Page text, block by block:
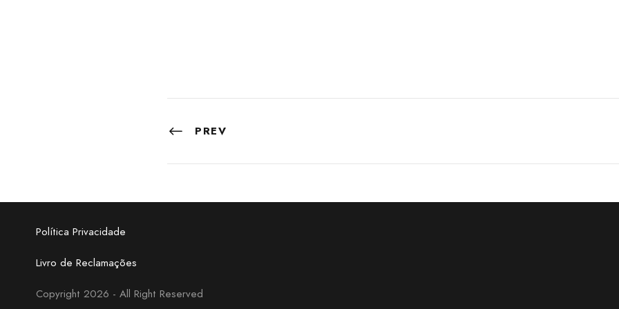
PREV
Política Privacidade
Livro de Reclamações
Copyright 2026 - All Right Reserved